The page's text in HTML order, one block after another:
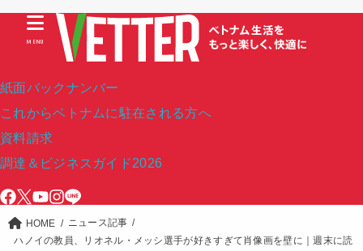
紙面バックナンバー
これからベトナムに駐在される方へ
資料請求
調達＆ビジネスガイド2026
MENU
HOME
ニュース記事
ハノイの教員、リオネル・メッシ選手が好きすぎて肖像画を壁に｜週末に読